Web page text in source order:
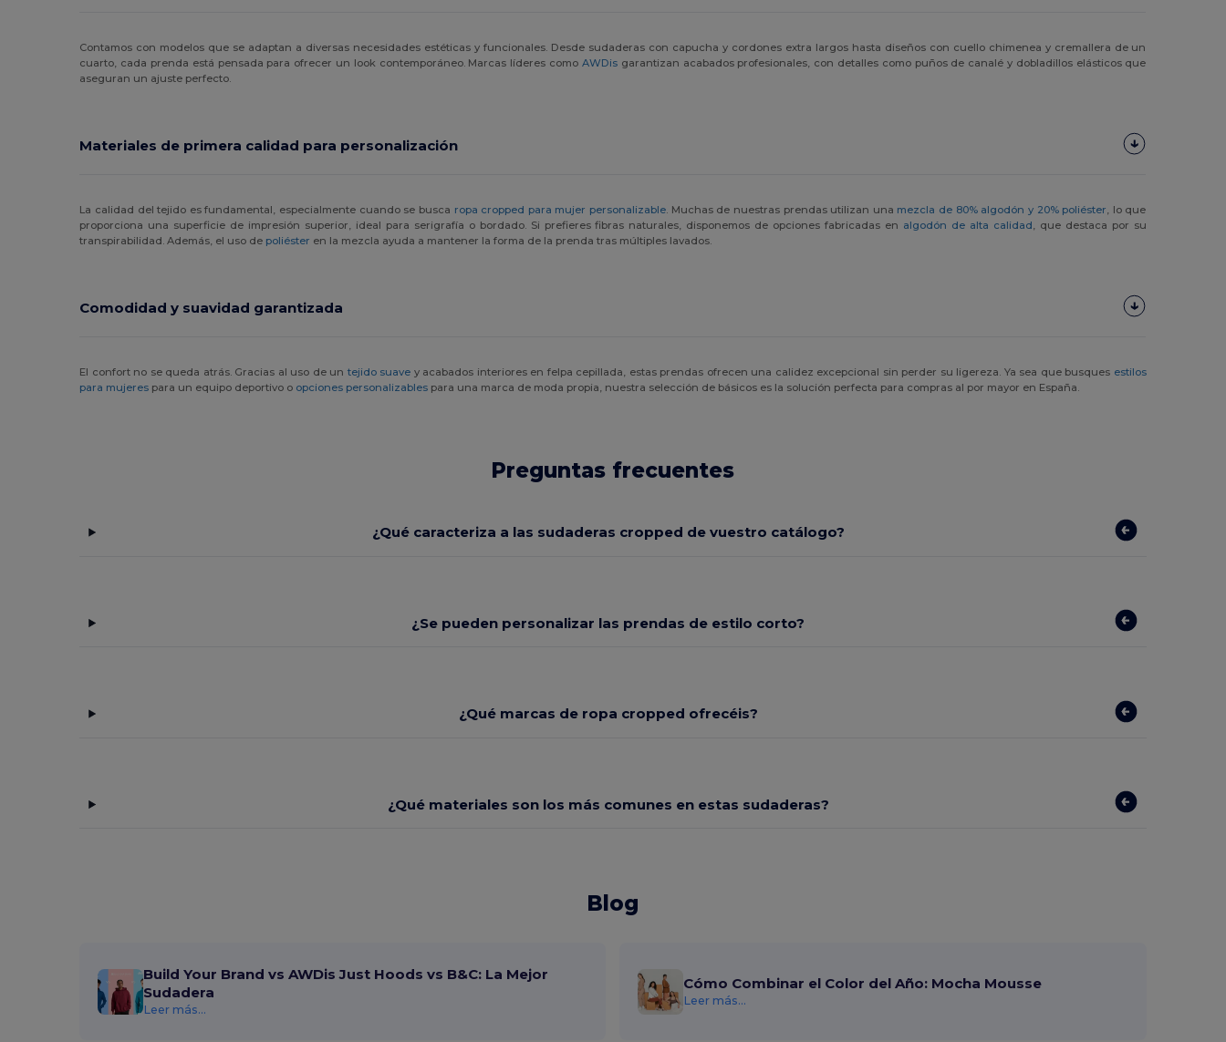
Contamos con modelos que se adaptan a diversas necesidades estéticas y funcionales. Desde sudaderas con capucha y cordones extra largos hasta diseños con cuello chimenea y cremallera de un
cuarto, cada prenda está pensada para ofrecer un look contemporáneo. Marcas líderes como AWDisgarantizan acabados profesionales, con detalles como puños de canalé y dobladillos elásticos que
aseguran un ajuste perfecto.
Materiales de primera calidad para personalización
La calidad del tejido es fundamental, especialmente cuando se busca ropa cropped para mujer personalizable . Muchas de nuestras prendas utilizan una mezcla de 80% algodón y 20% poliéster , lo que
proporciona una superficie de impresión superior, ideal para serigrafía o bordado. Si prefieres fibras naturales, disponemos de opciones fabricadas en algodón de alta calidad , que destaca por su
transpirabilidad. Además, el uso de poliéster en la mezcla ayuda a mantener la forma de la prenda tras múltiples lavados.
Comodidad y suavidad garantizada
El confort no se queda atrás. Gracias al uso de un tejido suave y acabados interiores en felpa cepillada, estas prendas ofrecen una calidez excepcional sin perder su ligereza. Ya sea que busques estilos
para mujeres para un equipo deportivo o opciones personalizables para una marca de moda propia, nuestra selección de básicos es la solución perfecta para compras al por mayor en España.
Preguntas frecuentes
¿Qué caracteriza a las sudaderas cropped de vuestro catálogo?
¿Se pueden personalizar las prendas de estilo corto?
¿Qué marcas de ropa cropped ofrecéis?
¿Qué materiales son los más comunes en estas sudaderas?
Blog
Build Your Brand vs AWDis Just Hoods vs B&C: La Mejor
Sudadera
Leer más...
Cómo Combinar el Color del Año: Mocha Mousse
Leer más...